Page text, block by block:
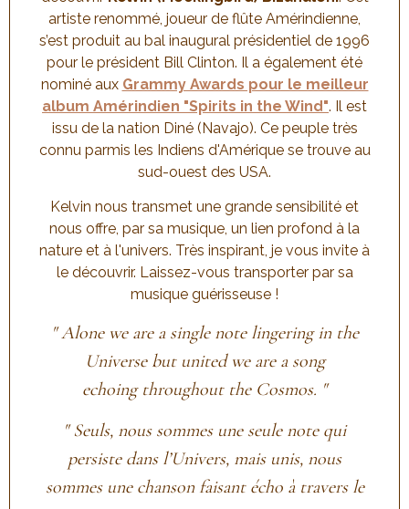
artiste renommé, joueur de flûte Amérindienne,
s’est produit au bal inaugural présidentiel de 1996
pour le président Bill Clinton. Il a également été
nominé aux Grammy Awards pour le meilleur
album Amérindien "Spirits in the Wind". Il est
issu de la nation Diné (Navajo). Ce peuple très
connu parmis les Indiens d'Amérique se trouve au
sud-ouest des USA.
Kelvin nous transmet une grande sensibilité et
nous offre, par sa musique, un lien profond à la
nature et à l'univers. Très inspirant, je vous invite à
le découvrir. Laissez-vous transporter par sa
musique guérisseuse !
" Alone we are a single note lingering in the
Universe but united we are a song
echoing throughout the Cosmos. "
" Seuls, nous sommes une seule note qui
persiste dans l’Univers, mais unis, nous
sommes une chanson faisant écho à travers le